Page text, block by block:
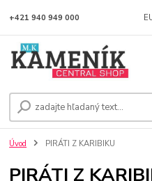
+421 940 949 000
Úvod PIRÁTI Z KARIBIKU
PIRÁTI Z